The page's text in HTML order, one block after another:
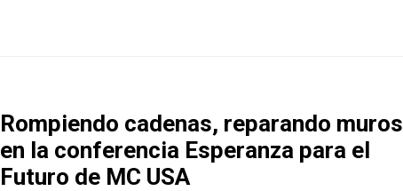
Rompiendo cadenas, reparando muros
en la conferencia Esperanza para el
Futuro de MC USA